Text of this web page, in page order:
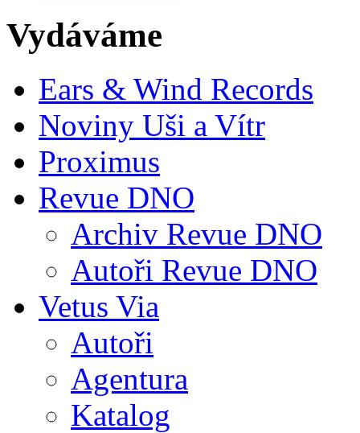
Vydáváme
Ears & Wind Records
Noviny Uši a Vítr
Proximus
Revue DNO
Archiv Revue DNO
Autoři Revue DNO
Vetus Via
Autoři
Agentura
Katalog